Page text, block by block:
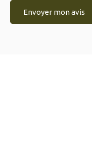
Envoyer mon avis